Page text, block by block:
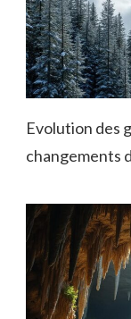
Evolution des
changements